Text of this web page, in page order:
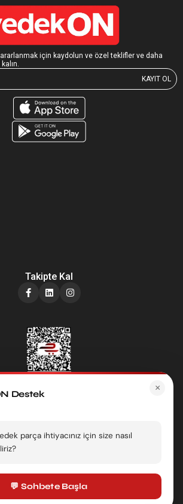
için kaydolun ve özel teklifler ve daha
KAYIT OL
Takipte Kal
×
Destek
parça ihtiyacınız için size nasıl
💬 Sohbete Başla